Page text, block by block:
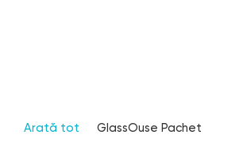
Arată tot GlassOuse Pachet